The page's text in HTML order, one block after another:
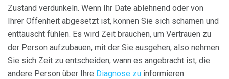
Zustand verdunkeln. Wenn Ihr Date ablehnend oder von
Ihrer Offenheit abgesetzt ist, können Sie sich schämen und
enttäuscht fühlen. Es wird Zeit brauchen, um Vertrauen zu
der Person aufzubauen, mit der Sie ausgehen, also nehmen
Sie sich Zeit zu entscheiden, wann es angebracht ist, die
andere Person über Ihre Diagnose zu informieren.